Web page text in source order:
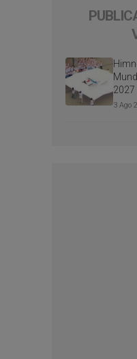
2027
3 Ago